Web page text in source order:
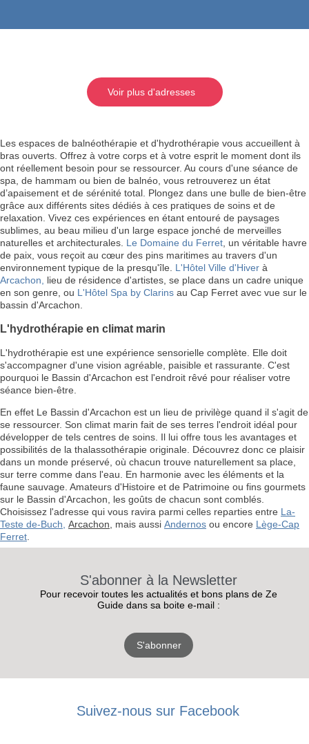
Voir plus d'adresses
Les espaces de balnéothérapie et d'hydrothérapie vous accueillent à
bras ouverts. Offrez à votre corps et à votre esprit le moment dont ils
ont réellement besoin pour se ressourcer. Au cours d'une séance de
spa, de hammam ou bien de balnéo, vous retrouverez un état
d’apaisement et de sérénité total. Plongez dans une bulle de bien-être
grâce aux différents sites dédiés à ces pratiques de soins et de
relaxation. Vivez ces expériences en étant entouré de paysages
sublimes, au beau milieu d'un large espace jonché de merveilles
naturelles et architecturales. Le Domaine du Ferret , un véritable havre
de paix, vous reçoit au cœur des pins maritimes au travers d'un
environnement typique de la presqu'île. L'Hôtel Ville d'Hiver à
Arcachon,
lieu de résidence d'artistes, se place dans un cadre unique
en son genre, ou L'Hôtel Spa by Clarins au Cap Ferret avec vue sur le
bassin d'Arcachon.
L'hydrothérapie en climat marin
L'hydrothérapie est une expérience sensorielle complète. Elle doit
s'accompagner d'une vision agréable, paisible et rassurante. C'est
pourquoi le Bassin d'Arcachon est l'endroit rêvé pour réaliser votre
séance bien-être.
En effet Le Bassin d'Arcachon est un lieu de privilège quand il s'agit de
se ressourcer. Son climat marin fait de ses terres l'endroit idéal pour
développer de tels centres de soins. Il lui offre tous les avantages et
possibilités de la thalassothérapie originale. Découvrez donc ce plaisir
dans un monde préservé, où chacun trouve naturellement sa place,
sur terre comme dans l'eau. En harmonie avec les éléments et la
faune sauvage. Amateurs d'Histoire et de Patrimoine ou fins gourmets
sur le Bassin d'Arcachon, les goûts de chacun sont comblés.
Choisissez l'adresse qui vous ravira parmi celles reparties entre La-
Teste de-Buch, Arcachon, mais aussi Andernos ou encore Lège-Cap
Ferret.
S'abonner à la Newsletter
Pour recevoir toutes les actualités et bons plans de Ze
Guide dans sa boite e-mail :
S'abonner
Suivez-nous sur Facebook